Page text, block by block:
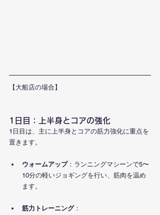
【大船店の場合】
1日目：上半身とコアの強化
1日目は、主に上半身とコアの筋力強化に重点を
置きます。
ウォームアップ：ランニングマシーンで5〜
10分の軽いジョギングを行い、筋肉を温め
ます。
筋力トレーニング：